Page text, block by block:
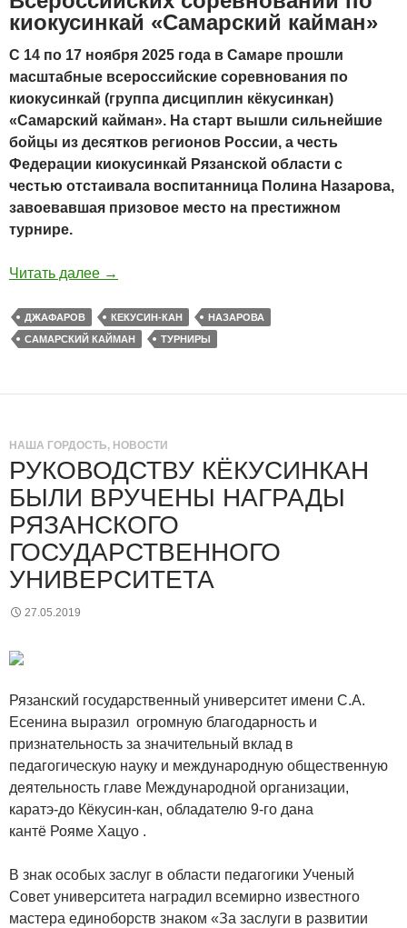
киокусинкай «Самарский кайман»
С 14 по 17 ноября 2025 года в Самаре прошли
масштабные всероссийские соревнования по
киокусинкай (группа дисциплин кёкусинкан)
«Самарский кайман». На старт вышли сильнейшие
бойцы из десятков регионов России, а честь
Федерации киокусинкай Рязанской области с
честью отстаивала воспитанница Полина Назарова,
завоевавшая призовое место на престижном
турнире.
Читать далее →
ДЖАФАРОВ КЕКУСИН-КАН
НАЗАРОВА
САМАРСКИЙ КАЙМАН
ТУРНИРЫ
НАША ГОРДОСТЬ, НОВОСТИ
РУКОВОДСТВУ КЁКУСИНКАН
БЫЛИ ВРУЧЕНЫ НАГРАДЫ
РЯЗАНСКОГО
ГОСУДАРСТВЕННОГО
УНИВЕРСИТЕТА
27.05.2019
Рязанский государственный университет имени С.А.
Есенина выразил огромную благодарность и
признательность за значительный вклад в
педагогическую науку и международную общественную
деятельность главе Международной организации,
каратэ-до Кёкусин-кан, обладателю 9-го дана
кантё Рояме Хацуо .
В знак особых заслуг в области педагогики Ученый
Совет университета наградил всемирно известного
мастера единоборств знаком «За заслуги в развитии